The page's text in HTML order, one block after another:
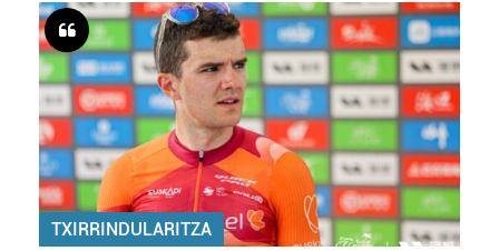
TXIRRINDULARITZA